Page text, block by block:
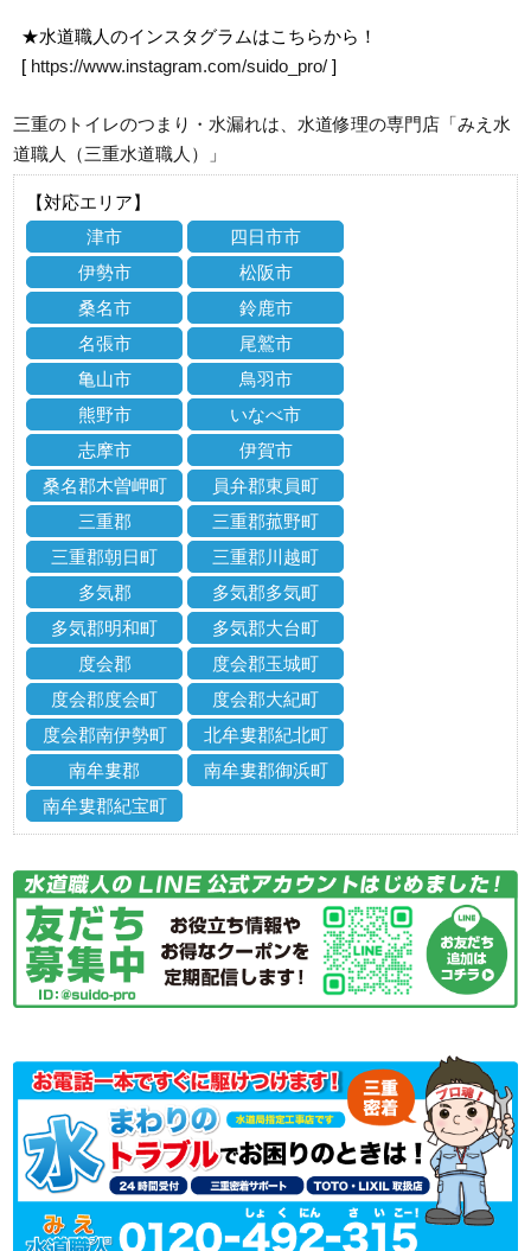
★水道職人のインスタグラムはこちらから！
[ https://www.instagram.com/suido_pro/ ]
三重のトイレのつまり・水漏れは、水道修理の専門店「みえ水
道職人（三重水道職人）」
【対応エリア】
津市
四日市市
伊勢市
松阪市
桑名市
鈴鹿市
名張市
尾鷲市
亀山市
鳥羽市
熊野市
いなべ市
志摩市
伊賀市
桑名郡木曽岬町
員弁郡東員町
三重郡
三重郡菰野町
三重郡朝日町
三重郡川越町
多気郡
多気郡多気町
多気郡明和町
多気郡大台町
度会郡
度会郡玉城町
度会郡度会町
度会郡大紀町
度会郡南伊勢町
北牟婁郡紀北町
南牟婁郡
南牟婁郡御浜町
南牟婁郡紀宝町